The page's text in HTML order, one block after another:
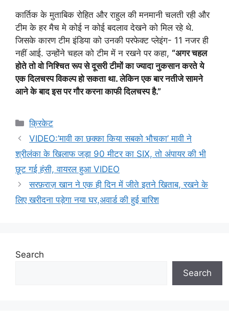
कार्तिक के मुताबिक रोहित और राहुल की मनमानी चलती रही और
टीम के हर मैच मे कोई न कोई बदलाव देखने को मिल रहे थे.
जिसके कारण टीम इंडिया को उनकी परफेक्ट प्लेइंग- 11 नजर ही
नहीं आई. उन्होंने चहल को टीम में न रखने पर कहा, “अगर चहल
होते तो वो निश्चित रूप से दूसरी टीमों का ज्यादा नुकसान करते ये
एक दिलचस्प विकल्प हो सकता था. लेकिन एक बार नतीजे सामने
आने के बाद इस पर गौर करना काफी दिलचस्प है.”
Categories
क्रिकेट
VIDEO:’मावी का छक्का किया सबको भौचका’ मावी ने
श्रीलंका के खिलाफ जड़ा 90 मीटर का SIX, तो अंपायर की भी
छूट गई हंसी, वायरल हुआ VIDEO
सरफ़राज़ खान ने एक ही दिन में जीते इतने खिताब, रखने के
लिए खरीदना पड़ेगा नया घर,अवार्ड की हुई बारिश
Search
Search